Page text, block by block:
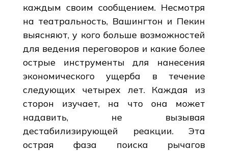
каждым своим сообщением. Несмотря
на театральность, Вашингтон и Пекин
выясняют, у кого больше возможностей
для ведения переговоров и какие более
острые инструменты для нанесения
экономического ущерба в течение
следующих четырех лет. Каждая из
сторон изучает, на что она может
надавить, не вызывая
дестабилизирующей реакции. Эта
острая фаза поиска рычагов